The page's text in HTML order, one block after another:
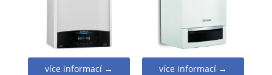
více informací → více informací →